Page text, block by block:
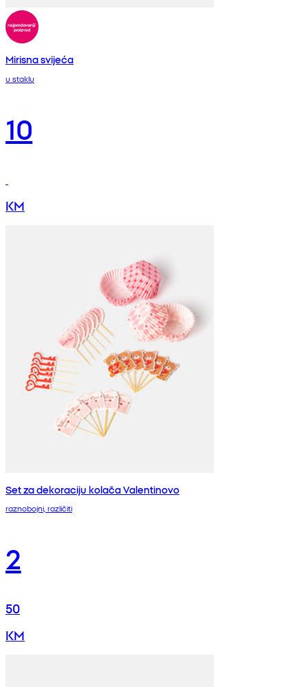
Mirisna svijeća
u staklu
10
KM
Set za dekoraciju kolača Valentinovo
raznobojni, različiti
2
50
KM